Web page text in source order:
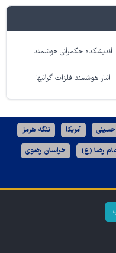
اندیشکده حکمرانی هوشمند
انبار هوشمند فلزات گرانبها
حسینی آمریکا تنگه هرمز
رضا (ع) خراسان رضوی